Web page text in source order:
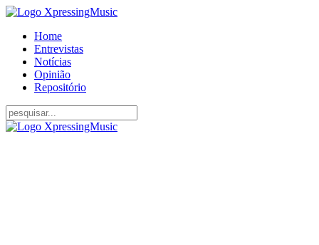
Home
Entrevistas
Notícias
Opinião
Repositório